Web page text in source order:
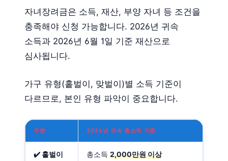
자녀장려금은 소득, 재산, 부양 자녀 등 조건을
충족해야 신청 가능합니다. 2026년 귀속
소득과 2026년 6월 1일 기준 재산으로
심사됩니다.
가구 유형(홑벌이, 맞벌이)별 소득 기준이
다르므로, 본인 유형 파악이 중요합니다.
구분 2026년 귀속 총소득 기준
✔️ 홑벌이
총소득 2,000만원 이상